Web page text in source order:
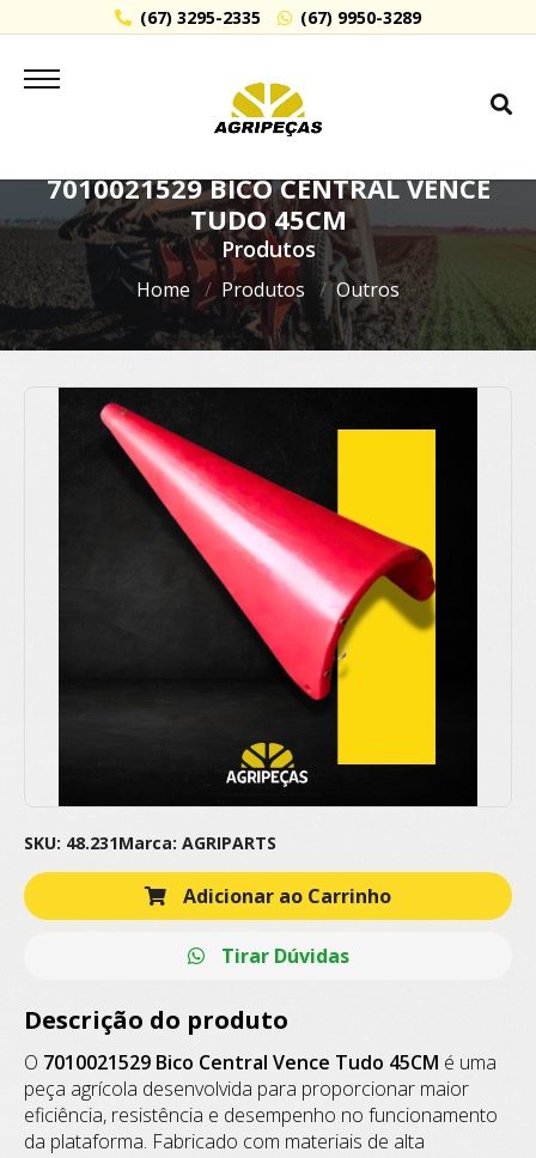
(67) 3295-2335 (67) 9950-3289
7010021529 BICO CENTRAL VENCE
TUDO 45CM
Produtos
Home Produtos Outros
SKU: 48.231Marca: AGRIPARTS
Adicionar ao Carrinho
Tirar Dúvidas
Descrição do produto
O 7010021529 Bico Central Vence Tudo 45CM é uma
peça agrícola desenvolvida para proporcionar maior
eficiência, resistência e desempenho no funcionamento
da plataforma. Fabricado com materiais de alta